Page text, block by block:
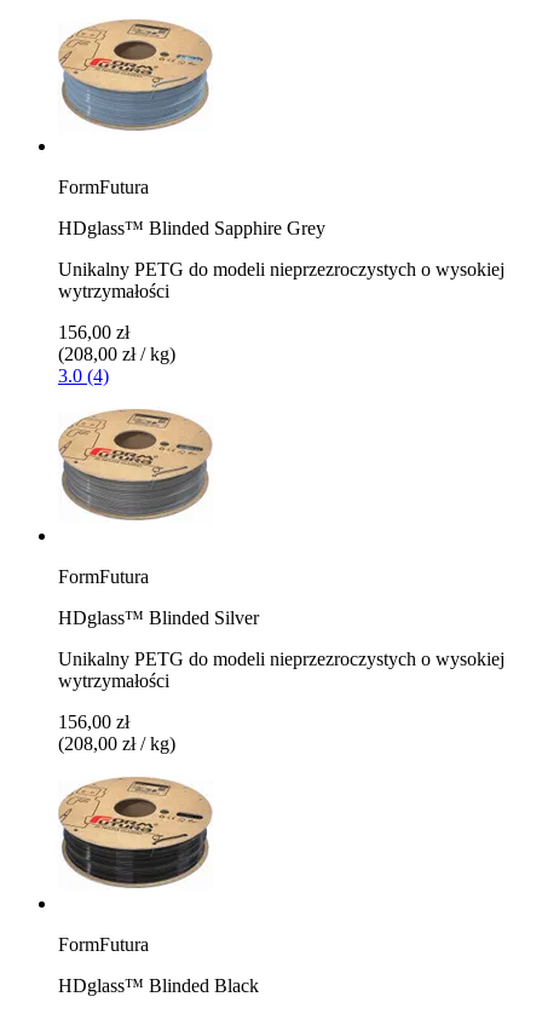
FormFutura
HDglass™ Blinded Sapphire Grey
Unikalny PETG do modeli nieprzezroczystych o wysokiej
wytrzymałości
156,00 zł
(208,00 zł / kg)
3.0 (4)
FormFutura
HDglass™ Blinded Silver
Unikalny PETG do modeli nieprzezroczystych o wysokiej
wytrzymałości
156,00 zł
(208,00 zł / kg)
FormFutura
HDglass™ Blinded Black